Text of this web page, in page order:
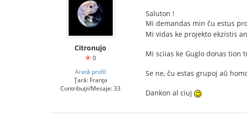
Citronujo
0
Arată profil
Țară: Franța
Contribuții/Mesaje: 33
Saluton !
Mi demandas min ĉu estus
Mi vidas ke projekto ekzistis
Mi sciias ke Guglo donas tion
Se ne, ĉu estas grupoj aŭ
Dankon al ciuj